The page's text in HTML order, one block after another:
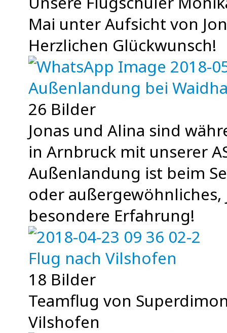
Mai unter Aufsicht von
Herzlichen Glückwunsch!
Außenlandung bei
26 Bilder
Jonas und Alina sind
in Arnbruck mit unserer
Außenlandung ist beim
oder
besondere Erfahrung!
Flug nach Vilshofen
18 Bilder
Teamflug von
Vilshofen